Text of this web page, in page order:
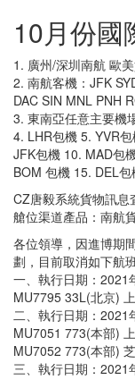
10月份國
1. 廣州/深圳南航 歐
2. 南航客機：JFK
DAC SIN MNL PNH
3. 東南亞任意主要機
4. LHR包機 5. YVR
JFK包機 10. MAD包
BOM 包機 15. DEL
CZ唐毅系統貨物訊息
艙位渠道產品：南航
各位領導，因進博期
劃，目前取消如下航
一、執行日期：2021
MU7795 33L(北京)
二、執行日期：
MU7051 773(本部)
MU7052 773(本部)
三、執行日期：2021